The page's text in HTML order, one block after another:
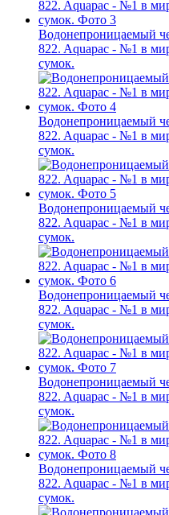
Водонепроницаемый
822. Aquapac - №1 в
сумок.
Водонепроницаемый
822. Aquapac - №1 в
сумок.
Водонепроницаемый
822. Aquapac - №1 в
сумок.
Водонепроницаемый
822. Aquapac - №1 в
сумок.
Водонепроницаемый
822. Aquapac - №1 в
сумок.
Водонепроницаемый
822. Aquapac - №1 в
сумок.